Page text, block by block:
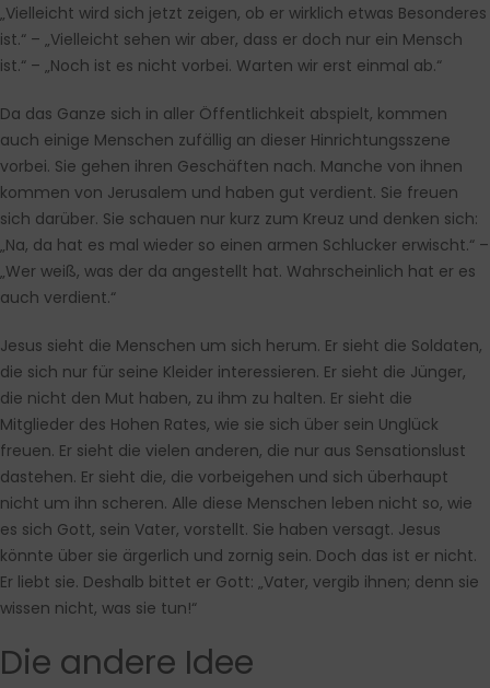
„Vielleicht wird sich jetzt zeigen, ob er wirklich etwas Besonderes
ist.“ – „Vielleicht sehen wir aber, dass er doch nur ein Mensch
ist.“ – „Noch ist es nicht vorbei. Warten wir erst einmal ab.“
Da das Ganze sich in aller Öffentlichkeit abspielt, kommen
auch einige Menschen zufällig an dieser Hinrichtungsszene
vorbei. Sie gehen ihren Geschäften nach. Manche von ihnen
kommen von Jerusalem und haben gut verdient. Sie freuen
sich darüber. Sie schauen nur kurz zum Kreuz und denken sich:
„Na, da hat es mal wieder so einen armen Schlucker erwischt.“ –
„Wer weiß, was der da angestellt hat. Wahrscheinlich hat er es
auch verdient.“
Jesus sieht die Menschen um sich herum. Er sieht die Soldaten,
die sich nur für seine Kleider interessieren. Er sieht die Jünger,
die nicht den Mut haben, zu ihm zu halten. Er sieht die
Mitglieder des Hohen Rates, wie sie sich über sein Unglück
freuen. Er sieht die vielen anderen, die nur aus Sensationslust
dastehen. Er sieht die, die vorbeigehen und sich überhaupt
nicht um ihn scheren. Alle diese Menschen leben nicht so, wie
es sich Gott, sein Vater, vorstellt. Sie haben versagt. Jesus
könnte über sie ärgerlich und zornig sein. Doch das ist er nicht.
Er liebt sie. Deshalb bittet er Gott: „Vater, vergib ihnen; denn sie
wissen nicht, was sie tun!“
Die andere Idee